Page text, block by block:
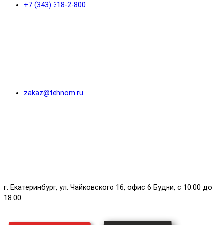
+7 (343) 318-2-800
zakaz@tehnom.ru
г. Екатеринбург, ул. Чайковского 16, офис 6 Будни, с 10.00 до
18.00